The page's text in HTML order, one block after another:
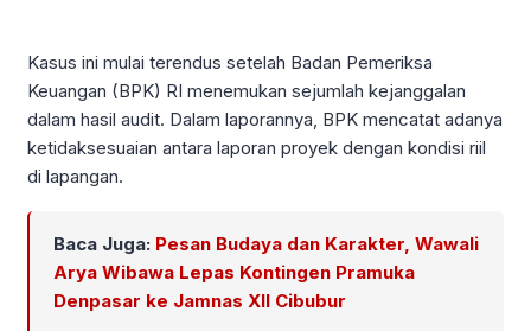
Kasus ini mulai terendus setelah Badan Pemeriksa
Keuangan (BPK) RI menemukan sejumlah kejanggalan
dalam hasil audit. Dalam laporannya, BPK mencatat adanya
ketidaksesuaian antara laporan proyek dengan kondisi riil
di lapangan.
Baca Juga: Pesan Budaya dan Karakter, Wawali
Arya Wibawa Lepas Kontingen Pramuka
Denpasar ke Jamnas XII Cibubur